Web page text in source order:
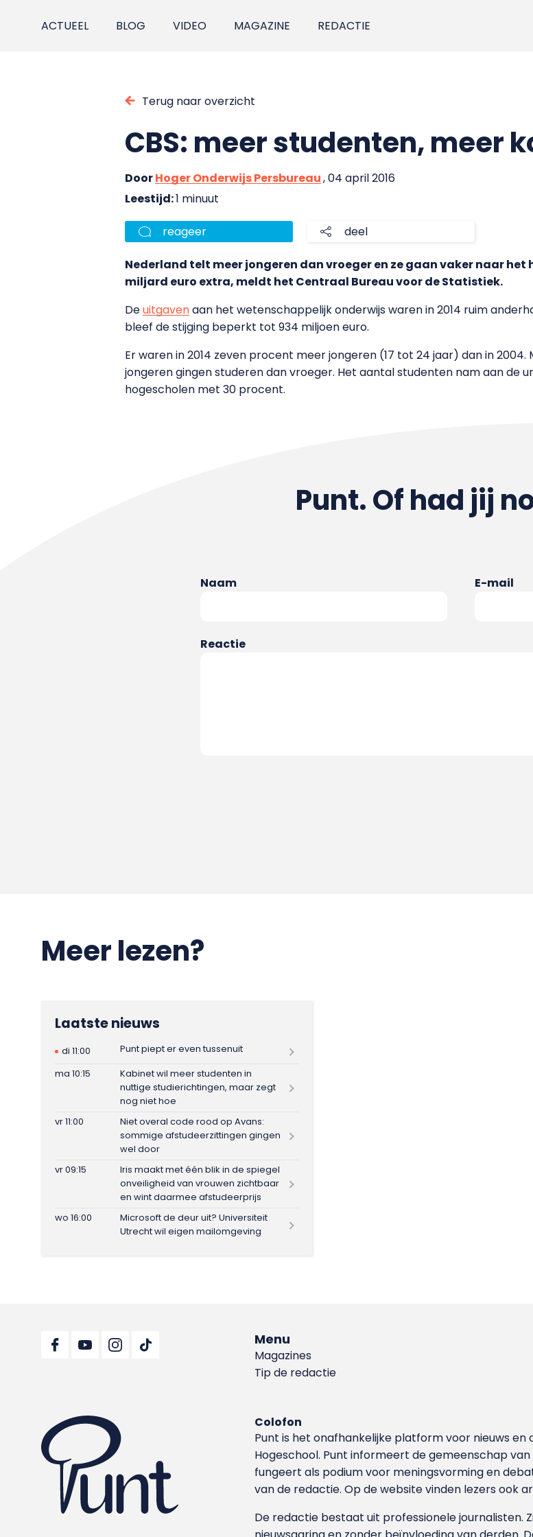
ACTUEEL BLOG VIDEO MAGAZINE REDACTIE
Terug naar overzicht
CBS: meer studenten, meer
DoorHoger Onderwijs Persbureau, 04 april 2016
Leestijd:1 minuut
reageer deel
Nederland telt meer jongeren dan vroeger en ze gaan vaker naar het
miljard euro extra, meldt het Centraal Bureau voor de Statistiek.
Deuitgavenaan het wetenschappelijk onderwijs waren in 2014 ruim
bleef de stijging beperkt tot 934 miljoen euro.
Er waren in 2014 zeven procent meer jongeren (17 tot 24 jaar) dan in
jongeren gingen studeren dan vroeger. Het aantal studenten nam aan de
hogescholen met 30 procent.
Punt. Of had jij
Naam E-mail
Reactie
Meer lezen?
Laatste nieuws
di 11:00
Punt piept er even tussenuit
ma 10:15
Kabinet wil meer studenten in
nuttige studierichtingen, maar zegt
nog niet hoe
vr 11:00
Niet overal code rood op Avans:
sommige afstudeerzittingen gingen
wel door
vr 09:15
Iris maakt met één blik in de spiegel
onveiligheid van vrouwen zichtbaar
en wint daarmee afstudeerprijs
wo 16:00
Microsoft de deur uit? Universiteit
Utrecht wil eigen mailomgeving
Menu
Magazines
Tip de redactie
Colofon
Punt is het onafhankelijke platform voor nieuws
Hoge­school. Punt informeert de gemeenschap
fungeert als podium voor meningsvorming en
van de redactie. Op de website vinden lezers ook
De redactie bestaat uit professionele journalisten.